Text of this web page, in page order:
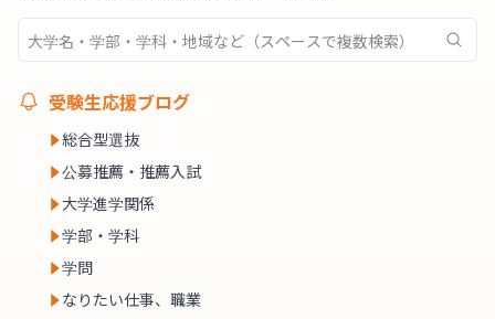
受験生応援ブログ
総合型選抜
公募推薦・推薦入試
大学進学関係
学部・学科
学問
なりたい仕事、職業